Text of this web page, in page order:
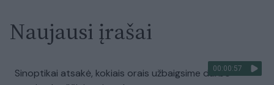
Naujausi įrašai
00:00:57
Sinoptikai atsakė, kokiais orais užbaigsime darbo